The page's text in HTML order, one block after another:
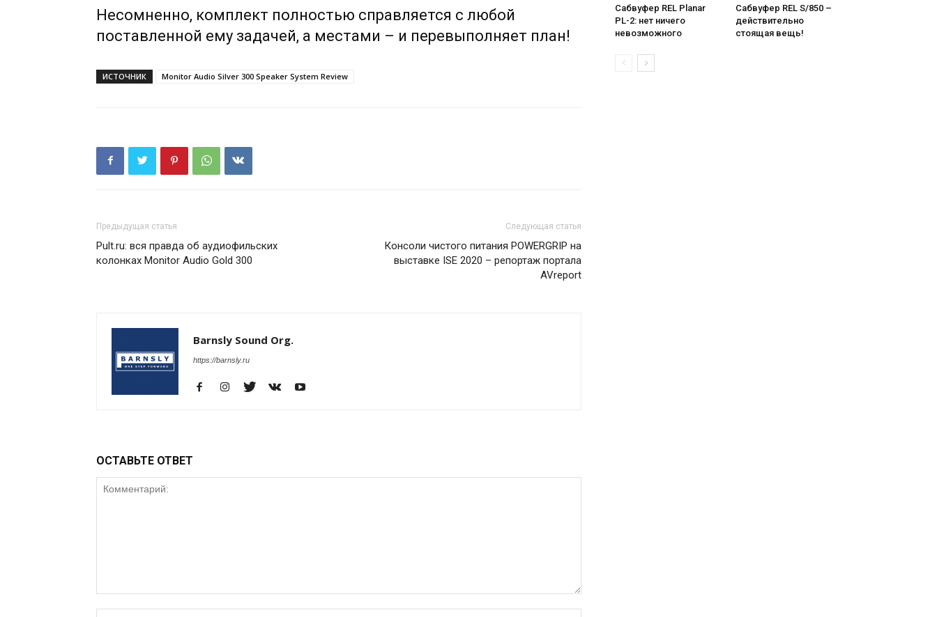
Несомненно, комплект полностью справляется с любой
поставленной ему задачей, а местами – и перевыполняет план!
ИСТОЧНИК Monitor Audio Silver 300 Speaker System Review
Предыдущая статья
Pult.ru: вся правда об аудиофильских
колонках Monitor Audio Gold 300
Следующая статья
Консоли чистого питания POWERGRIP на
выставке ISE 2020 – репортаж портала
AVreport
Barnsly Sound Org.
https://barnsly.ru
ОСТАВЬТЕ ОТВЕТ
Сабвуфер REL Planar
PL-2: нет ничего
невозможного
Сабвуфер REL S/850 –
действительно
стоящая вещь!